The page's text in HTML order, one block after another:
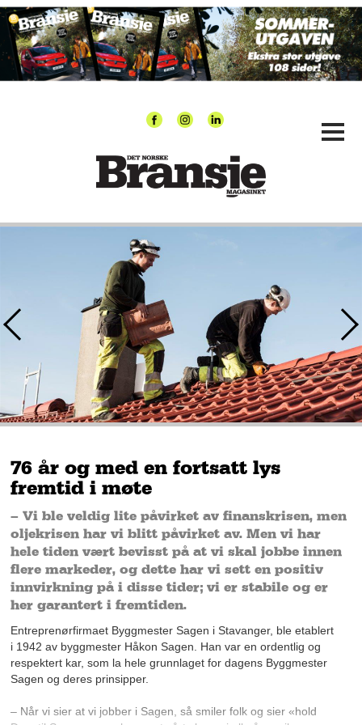
76 år og med en fortsatt lys
fremtid i møte
– Vi ble veldig lite påvirket av finanskrisen, men
oljekrisen har vi blitt påvirket av. Men vi har
hele tiden vært bevisst på at vi skal jobbe innen
flere markeder, og dette har vi sett en positiv
innvirkning på i disse tider; vi er stabile og er
her garantert i fremtiden.
Entreprenørfirmaet Byggmester Sagen i Stavanger, ble etablert
i 1942 av byggmester Håkon Sagen. Han var en ordentlig og
respektert kar, som la hele grunnlaget for dagens Byggmester
Sagen og deres prinsipper.
– Når vi sier at vi jobber i Sagen, så smiler folk og sier «hold